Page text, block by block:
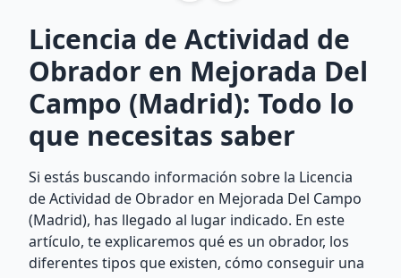
Licencia de Actividad de
Obrador en Mejorada Del
Campo (Madrid): Todo lo
que necesitas saber
Si estás buscando información sobre la Licencia
de Actividad de Obrador en Mejorada Del Campo
(Madrid), has llegado al lugar indicado. En este
artículo, te explicaremos qué es un obrador, los
diferentes tipos que existen, cómo conseguir una